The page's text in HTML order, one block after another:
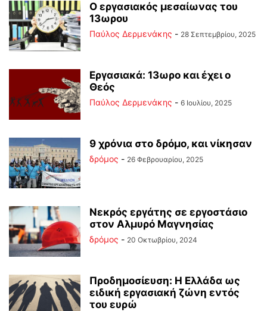
Ο εργασιακός μεσαίωνας του
13ωρου
Παύλος Δερμενάκης - 28 Σεπτεμβρίου, 2025
Εργασιακά: 13ωρο και έχει ο
Θεός
Παύλος Δερμενάκης - 6 Ιουλίου, 2025
9 χρόνια στο δρόμο, και νίκησαν
δρόμος - 26 Φεβρουαρίου, 2025
Νεκρός εργάτης σε εργοστάσιο
στον Αλμυρό Μαγνησίας
δρόμος - 20 Οκτωβρίου, 2024
Προδημοσίευση: Η Ελλάδα ως
ειδική εργασιακή ζώνη εντός
του ευρώ